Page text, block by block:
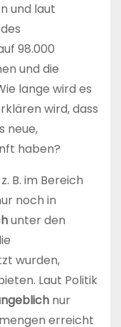
und laut
98.000
und die
lange wird es
wird, dass
neue,
haben?
z. B. im Bereich
noch in
unter den
wurden,
Laut Politik
nur
erreicht